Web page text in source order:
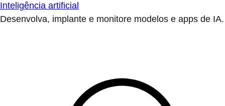
Inteligência artificial
Desenvolva, implante e monitore modelos e apps de IA.